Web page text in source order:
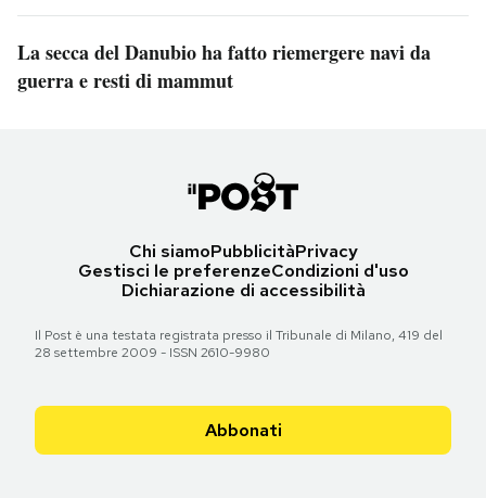
La secca del Danubio ha fatto riemergere navi da
guerra e resti di mammut
Chi siamoPubblicitàPrivacy
Gestisci le preferenzeCondizioni d'uso
Dichiarazione di accessibilità
Il Post è una testata registrata presso il Tribunale di Milano, 419 del
28 settembre 2009 - ISSN 2610-9980
Abbonati